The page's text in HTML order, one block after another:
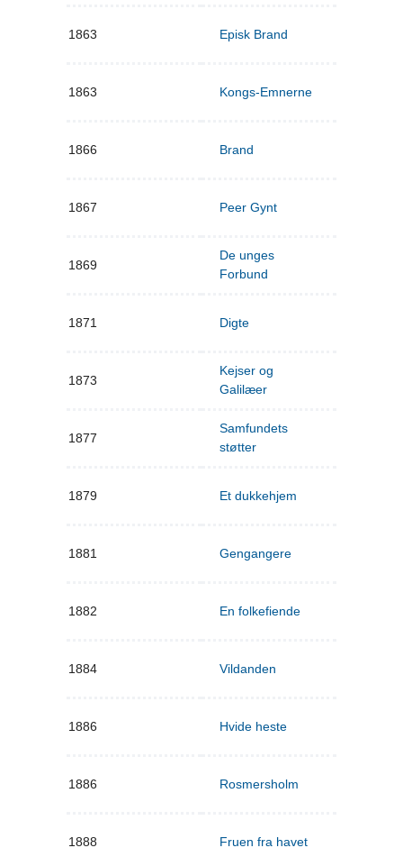
1863 Episk Brand
1863 Kongs-Emnerne
1866 Brand
1867 Peer Gynt
1869
De unges
Forbund
1871 Digte
1873
Kejser og
Galilæer
1877
Samfundets
støtter
1879 Et dukkehjem
1881 Gengangere
1882 En folkefiende
1884 Vildanden
1886 Hvide heste
1886 Rosmersholm
1888 Fruen fra havet